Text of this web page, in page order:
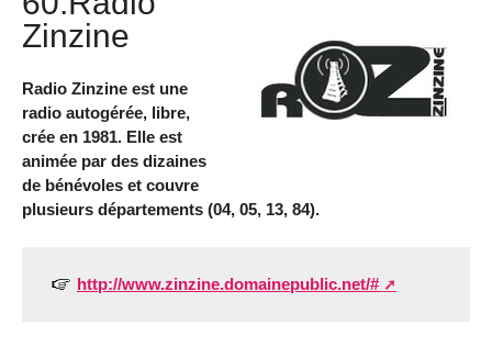
Zinzine
Radio Zinzine est une
radio autogérée, libre,
crée en 1981. Elle est
animée par des dizaines
de bénévoles et couvre
plusieurs départements (04, 05, 13, 84).
http://www.zinzine.domainepublic.net/#